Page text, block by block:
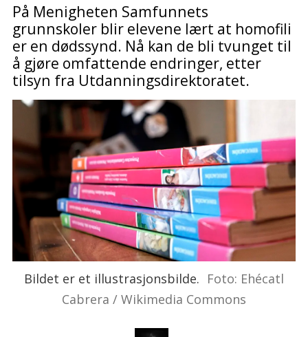
På Menigheten Samfunnets
grunnskoler blir elevene lært at homofili
er en dødssynd. Nå kan de bli tvunget til
å gjøre omfattende endringer, etter
tilsyn fra Utdanningsdirektoratet.
Bildet er et illustrasjonsbilde. Foto: Ehécatl
Cabrera / Wikimedia Commons